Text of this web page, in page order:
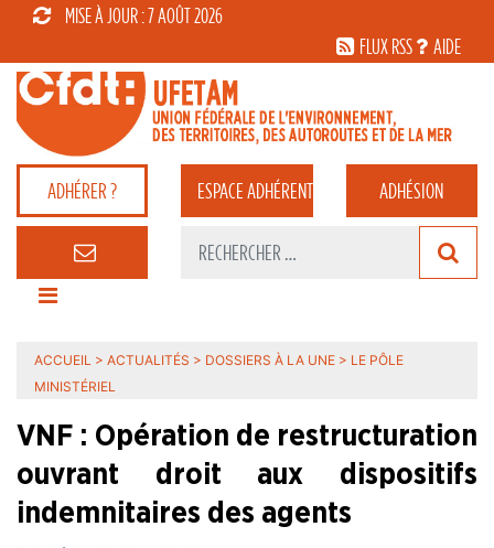
MISE À JOUR : 7 AOÛT 2026
FLUX RSS
AIDE
ADHÉRER ? ESPACEADHÉRENT ADHÉSION
ACCUEIL > ACTUALITÉS > DOSSIERS À LA UNE > LE PÔLE
MINISTÉRIEL
VNF : Opération de restructuration
ouvrant droit aux dispositifs
indemnitaires des agents